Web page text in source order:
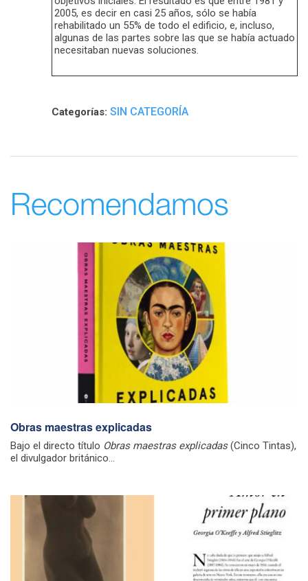
2005, es decir en casi 25 años, sólo se había
rehabilitado un 55% de todo el edificio, e, incluso,
algunas de las partes sobre las que se había actuado
necesitaban nuevas soluciones.
Categorías: SIN CATEGORÍA
Recomendamos
Obras maestras explicadas
Bajo el directo título Obras maestras explicadas(Cinco Tintas),
el divulgador británico...